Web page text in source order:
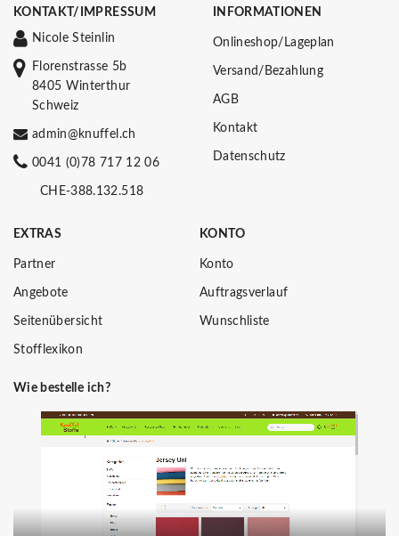
KONTAKT/IMPRESSUM
Nicole Steinlin
Florenstrasse 5b
8405 Winterthur
Schweiz
admin@knuffel.ch
0041 (0)78 717 12 06
CHE-388.132.518
INFORMATIONEN
Onlineshop/Lageplan
Versand/Bezahlung
AGB
Kontakt
Datenschutz
EXTRAS
Partner
Angebote
Seitenübersicht
Stofflexikon
KONTO
Konto
Auftragsverlauf
Wunschliste
Wie bestelle ich?